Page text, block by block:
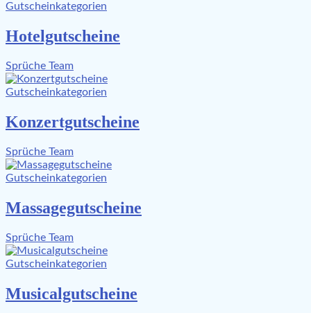
Gutscheinkategorien
Hotelgutscheine
Sprüche Team
Gutscheinkategorien
Konzertgutscheine
Sprüche Team
Gutscheinkategorien
Massagegutscheine
Sprüche Team
Gutscheinkategorien
Musicalgutscheine